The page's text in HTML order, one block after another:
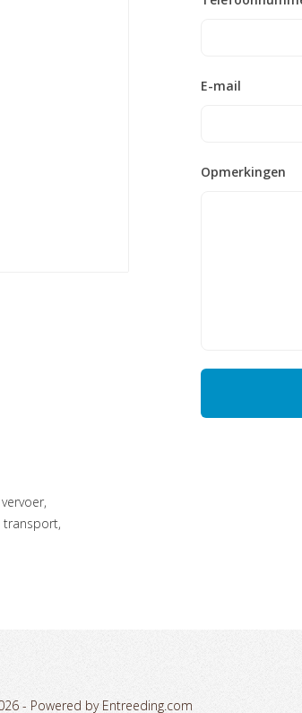
transport,
E-mail
Opmerkingen
- Powered by Entreeding.com